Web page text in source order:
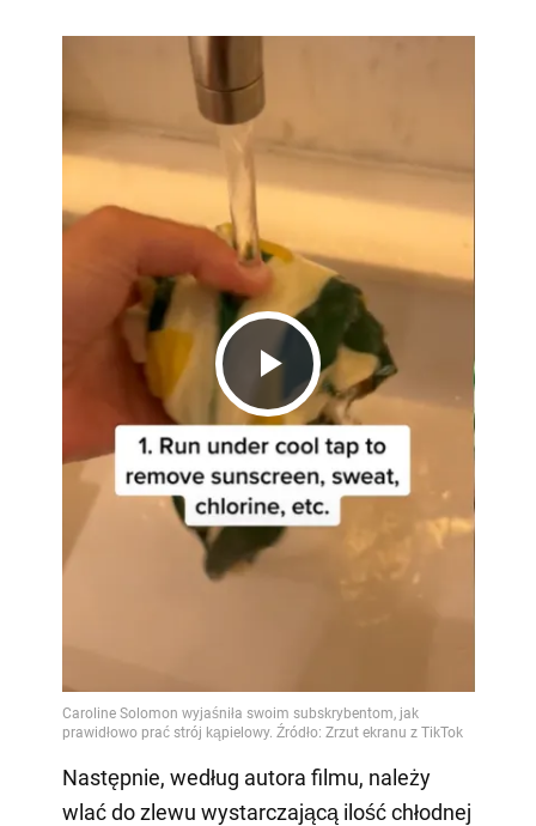
Play
Video
Następnie, według autora filmu, należy
wlać do zlewu wystarczającą ilość chłodnej